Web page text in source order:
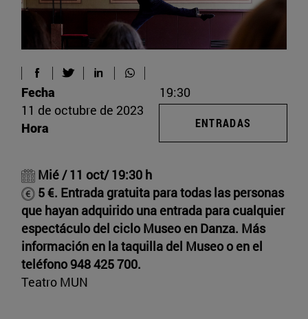
Mié / 11 oct/ 19:30 h
5 €. Entrada gratuita para todas las personas
que hayan adquirido una entrada para cualquier
espectáculo del ciclo Museo en Danza. Más
información en la taquilla del Museo o en el
teléfono 948 425 700.
Teatro MUN
Fecha
11 de octubre de 2023
Hora
19:30
ENTRADAS